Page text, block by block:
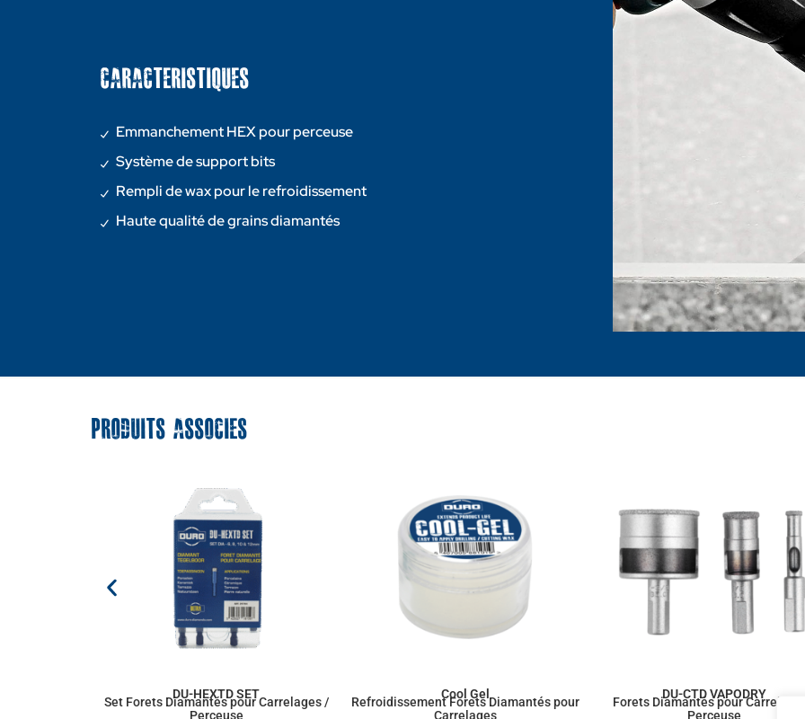
CARACTERISTIQUES
Emmanchement HEX pour perceuse
Système de support bits
Rempli de wax pour le refroidissement
Haute qualité de grains diamantés
PRODUITS ASSOCIES
DU-HEXTD SET
Set Forets Diamantés pour Carrelages /
Perceuse
Cool Gel
Refroidissement Forets Diamantés pour
Carrelages
DU-CTD VAPODRY
Forets Diamantés pour Carrelages
Perceuse